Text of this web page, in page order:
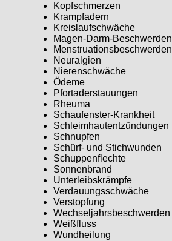
Kopfschmerzen
Krampfadern
Kreislaufschwäche
Magen-Darm-Beschwerden
Menstruationsbeschwerden
Neuralgien
Nierenschwäche
Ödeme
Pfortaderstauungen
Rheuma
Schaufenster-Krankheit
Schleimhautentzündungen
Schnupfen
Schürf- und Stichwunden
Schuppenflechte
Sonnenbrand
Unterleibskrämpfe
Verdauungsschwäche
Verstopfung
Wechseljahrsbeschwerden
Weißfluss
Wundheilung